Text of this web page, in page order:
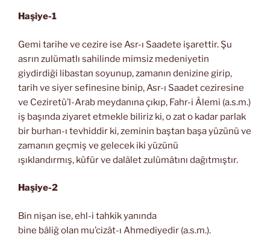
Haşiye-1
Gemi tarihe ve cezire ise Asr-ı Saadete işarettir. Şu
asrın zulümatlı sahilinde mimsiz medeniyetin
giydirdiği libastan soyunup, zamanın denizine girip,
tarih ve siyer sefinesine binip, Asr-ı Saadet ceziresine
ve Ceziretü’l-Arab meydanına çıkıp, Fahr-i Âlemi (a.s.m.)
iş başında ziyaret etmekle biliriz ki, o zat o kadar parlak
bir burhan-ı tevhiddir ki, zeminin baştan başa yüzünü ve
zamanın geçmiş ve gelecek iki yüzünü
ışıklandırmış, küfür ve dalâlet zulümâtını dağıtmıştır.
Haşiye-2
Bin nişan ise, ehl-i tahkik yanında
bine bâliğ olan mu’cizât-ı Ahmediyedir (a.s.m.).